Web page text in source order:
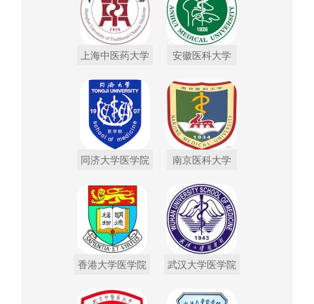
上海中医药大学 安徽医科大学
同济大学医学院 南京医科大学
香港大学医学院 武汉大学医学院